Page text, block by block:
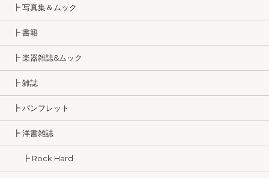
┣ 写真集＆ムック
┣ 書籍
┣ 楽器雑誌&ムック
┣ 雑誌
┣ パンフレット
┣ 洋書雑誌
┣ Rock Hard